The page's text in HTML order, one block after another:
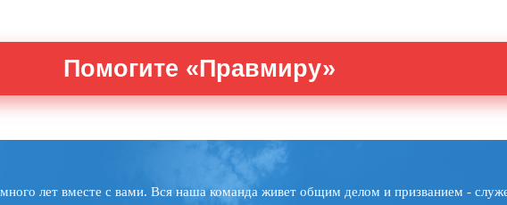
Помогите «Правмиру»
лет вместе с вами. Вся наша команда живет общим делом и призванием -